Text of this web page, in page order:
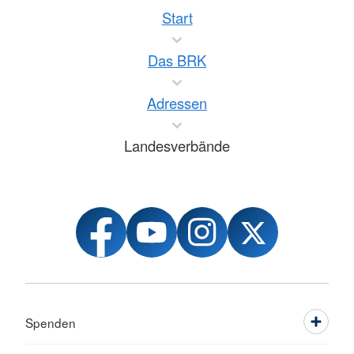
Start
Das BRK
Adressen
Landesverbände
Spenden